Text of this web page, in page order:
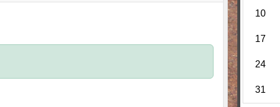
10
17
24
31